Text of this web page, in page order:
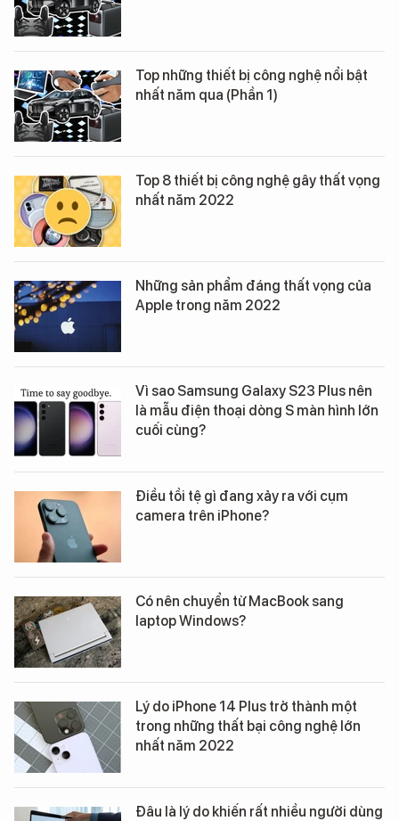
Top những thiết bị công nghệ nổi bật
nhất năm qua (Phần 1)
Top 8 thiết bị công nghệ gây thất vọng
nhất năm 2022
Những sản phẩm đáng thất vọng của
Apple trong năm 2022
Vì sao Samsung Galaxy S23 Plus nên
là mẫu điện thoại dòng S màn hình lớn
cuối cùng?
Điều tồi tệ gì đang xảy ra với cụm
camera trên iPhone?
Có nên chuyển từ MacBook sang
laptop Windows?
Lý do iPhone 14 Plus trở thành một
trong những thất bại công nghệ lớn
nhất năm 2022
Đâu là lý do khiến rất nhiều người dùng